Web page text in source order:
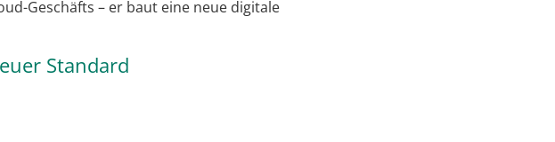
Geschäfts – er baut eine neue digitale
Standard